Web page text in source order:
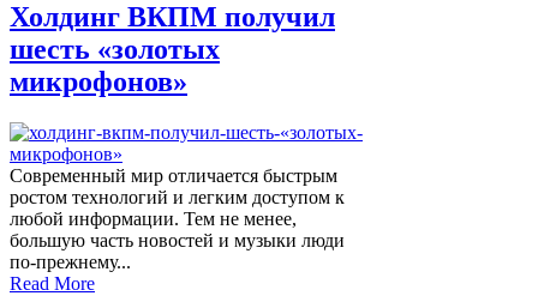
Холдинг ВКПМ получил
шесть «золотых
микрофонов»
Современный мир отличается быстрым
ростом технологий и легким доступом к
любой информации. Тем не менее,
большую часть новостей и музыки люди
по-прежнему...
Read More